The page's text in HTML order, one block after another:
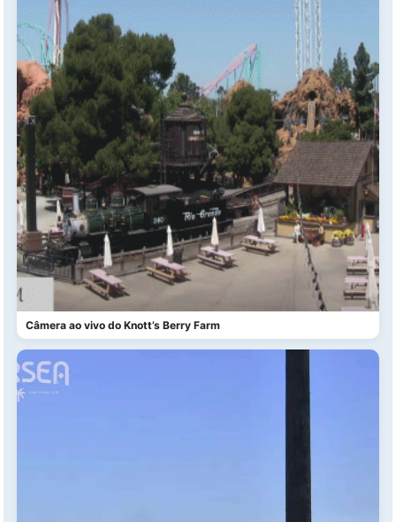
Câmera ao vivo do Knott’s Berry Farm